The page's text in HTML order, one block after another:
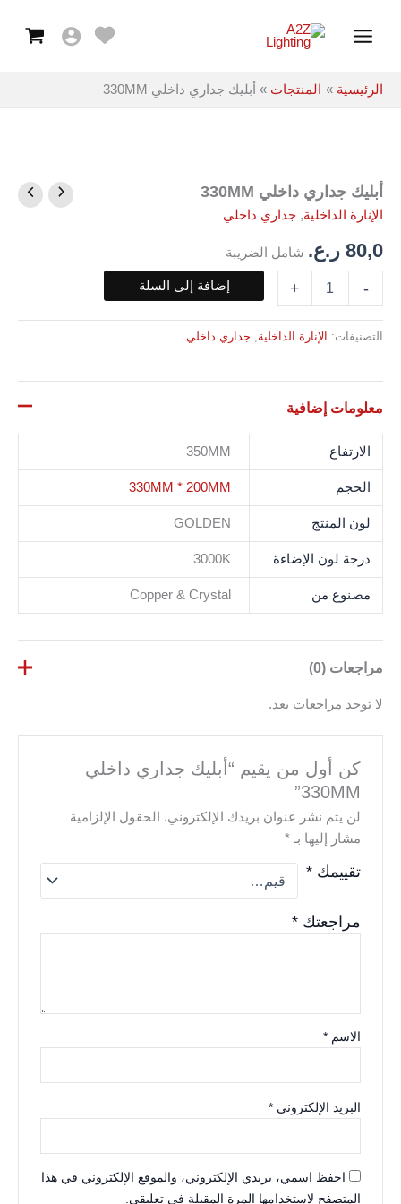
Menu
الرئيسية المنتجات أبليك جداري داخلي 330MM
أبليك جداري داخلي 330MM
الإنارة الداخلية, جداري داخلي
80,0 ر.ع. شامل الضريبة
-
كمية
أبليك
جداري
داخلي
330MM
+ إضافة إلى السلة
التصنيفات: الإنارة الداخلية جداري داخلي
معلومات إضافية
الارتفاع 350MM
الحجم 330MM * 200MM
لون المنتج GOLDEN
درجة لون الإضاءة 3000K
مصنوع من Copper & Crystal
مراجعات (0)
لا توجد مراجعات بعد.
كن أول من يقيم “أبليك جداري داخلي
330MM”
لن يتم نشر عنوان بريدك الإلكتروني.
الحقول الإلزامية
مشار إليها بـ*
تقييمك*
مراجعتك*
الاسم*
البريد الإلكتروني*
احفظ اسمي، بريدي الإلكتروني، والموقع الإلكتروني في هذا
المتصفح لاستخدامها المرة المقبلة في تعليقي.